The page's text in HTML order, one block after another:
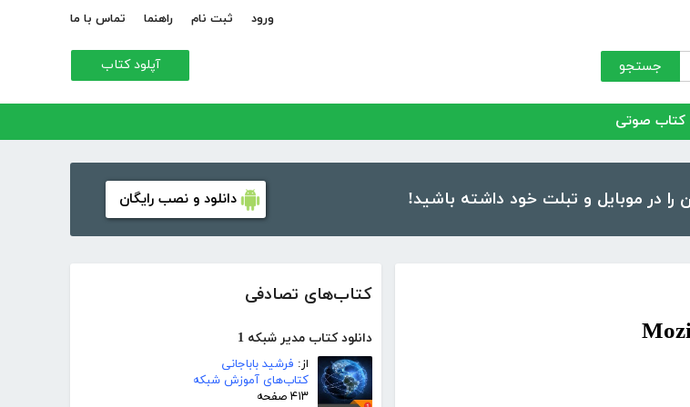
ورود ثبت نام راهنما تماس با ما
جستجو آپلود کتاب
کتاب صوتی
دانلود و نصب رایگان
کتاب‌های تصادفی
دانلود کتاب مدیر شبکه 1
از: فرشید باباجانی
کتاب‌های آموزش شبکه
۴۱۳ صفحه